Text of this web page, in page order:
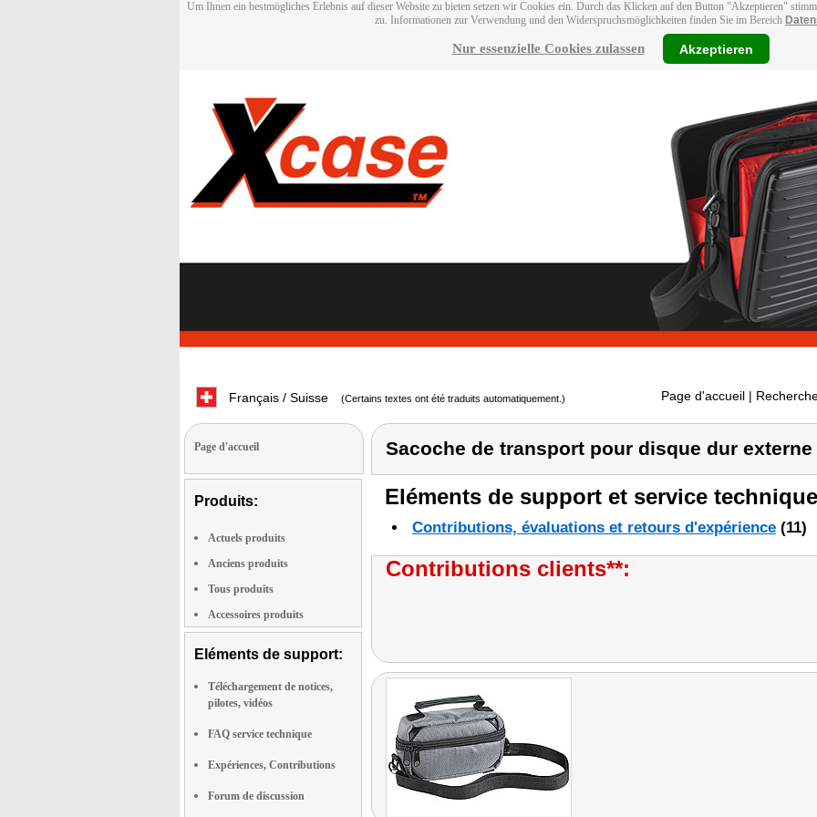
Um Ihnen ein bestmögliches Erlebnis auf dieser Website zu bieten setzen wir Cookies ein. Durch das Klicken auf den Button "Akzeptieren"
zu. Informationen zur Verwendung und den Widerspruchsmöglichkeiten finden Sie im Bereich
Nur essenzielle Cookies zulassen Akzeptieren
Français / Suisse (Certains textes ont été traduits automatiquement.) Page d'accueil |
Page d'accueil
Produits:
Actuels produits
Anciens produits
Tous produits
Accessoires produits
Eléments de support:
Téléchargement de notices,
pilotes, vidéos
FAQ service technique
Expériences, Contributions
Forum de discussion
Sacoche de transport pour disque dur externe
Eléments de support et service
Contributions, évaluations et retours d'expérience (11)
Contributions clients**: